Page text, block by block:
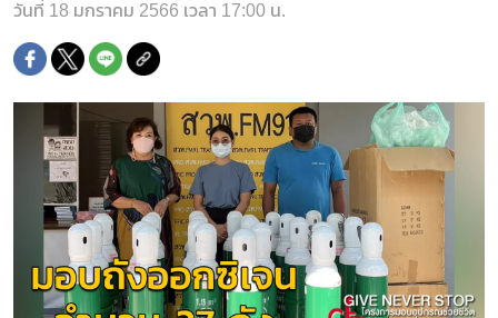
วันที่ 18 มกราคม 2566 เวลา 17:00 น.